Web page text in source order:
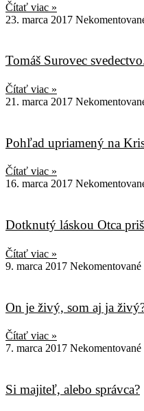
Čítať viac »
23. marca 2017
Tomáš Surovec
Čítať viac »
21. marca 2017
Pohľad upriamený na
Čítať viac »
16. marca 2017
Dotknutý láskou Otca
Čítať viac »
9. marca 2017 Nekomentované
On je živý, som aj ja
Čítať viac »
7. marca 2017 Nekomentované
Si majiteľ, alebo správca?